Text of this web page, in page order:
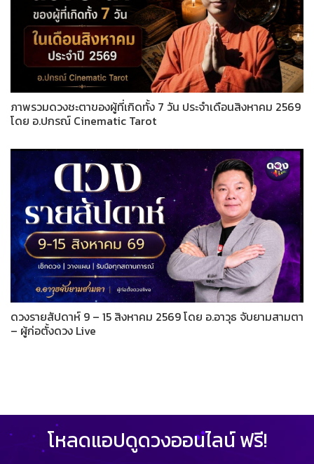
ภาพรวมดวงชะตาของผู้ที่เกิดทั้ง 7 วัน ประจำเดือนสิงหาคม 2569
โดย อ.ปกรณ์ Cinematic Tarot
ดวงรายสัปดาห์ 9 – 15 สิงหาคม 2569 โดย อ.อาวุธ จับยามสามตา
– ผู้ก่อตั้งดวง Live
โหลดแอปดูดวงออนไลน์ ฟรี!